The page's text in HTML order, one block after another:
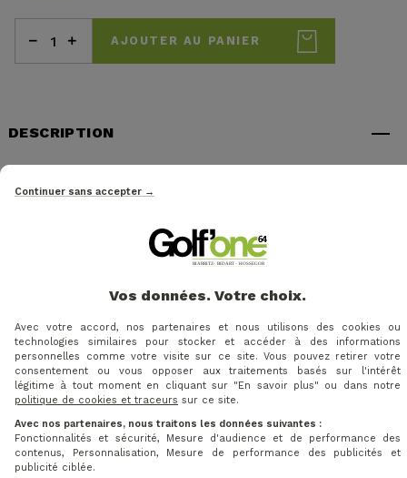
AJOUTER AU PANIER
DESCRIPTION
conçu pour aider les joueurs à garder la face du putter
Retrouvez tous nos putters de golf Scotty Cameron
Vous avez besoin d'aide ?
Contactez notre équipe !
Continuer sans accepter →
Vos données. Votre choix.
Avec votre accord, nos partenaires et nous utilisons des cookies ou
technologies similaires pour stocker et accéder à des informations
personnelles comme votre visite sur ce site. Vous pouvez retirer votre
consentement ou vous opposer aux traitements basés sur l'intérêt
légitime à tout moment en cliquant sur "En savoir plus" ou dans notre
politique de cookies et traceurs sur ce site.
Avec nos partenaires, nous traitons les données suivantes :
Fonctionnalités et sécurité, Mesure d'audience et de performance des
contenus, Personnalisation, Mesure de performance des publicités et
publicité ciblée.